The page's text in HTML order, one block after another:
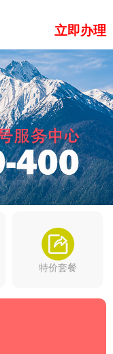
立即办理
特价套餐